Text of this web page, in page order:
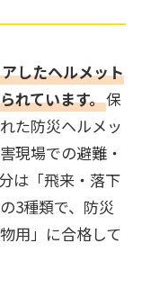
したヘルメット
れています。保
た防災ヘルメッ
現場での避難・
は「飛来・落下
3種類で、防災
用」に合格して